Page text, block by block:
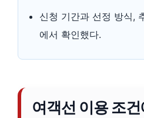
신청 기간과 선정 방식,
에서 확인했다.
여객선 이용 조